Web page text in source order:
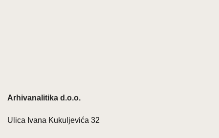
Arhivanalitika d.o.o.
Ulica Ivana Kukuljevića 32